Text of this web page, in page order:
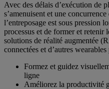
Avec des délais d’exécution de
s’amenuisent et une
l’entreposage est sous pression
processus et de former et retenir
solutions de réalité augmentée
connectées et d’autres
Formez et guidez
ligne
Améliorez la productivité